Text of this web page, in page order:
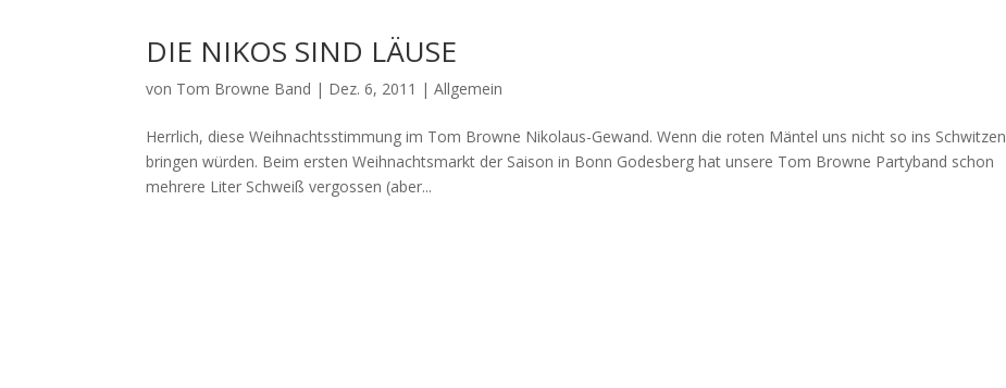
DIE NIKOS SIND LÄUSE
von Tom Browne Band | Dez. 6, 2011 |Allgemein
Herrlich, diese Weihnachtsstimmung im Tom Browne Nikolaus-Gewand. Wenn die roten Mäntel uns nicht so ins Schwitzen
bringen würden. Beim ersten Weihnachtsmarkt der Saison in Bonn Godesberg hat unsere Tom Browne Partyband schon
mehrere Liter Schweiß vergossen (aber...